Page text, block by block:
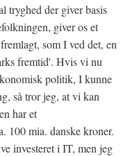
tryghed der giver basis
giver os et
som I ved det, en
fremtid'. Hvis vi nu
politik, I kunne
så tror jeg, at vi kan
har et
100 mia. danske kroner.
investeret i IT, men jeg